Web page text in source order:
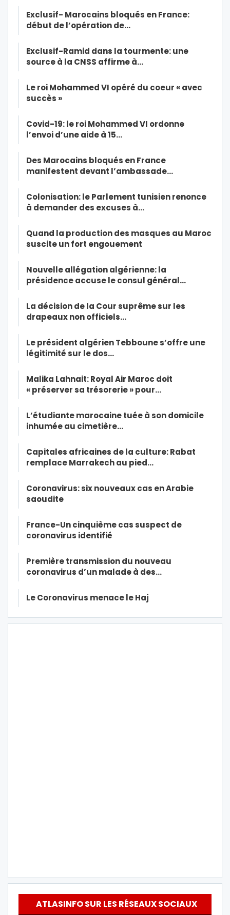
Exclusif- Marocains bloqués en France:
début de l’opération de…
Exclusif-Ramid dans la tourmente: une
source à la CNSS affirme à…
Le roi Mohammed VI opéré du coeur « avec
succès »
Covid-19: le roi Mohammed VI ordonne
l’envoi d’une aide à 15…
Des Marocains bloqués en France
manifestent devant l’ambassade…
Colonisation: le Parlement tunisien renonce
à demander des excuses à…
Quand la production des masques au Maroc
suscite un fort engouement
Nouvelle allégation algérienne: la
présidence accuse le consul général…
La décision de la Cour suprême sur les
drapeaux non officiels…
Le président algérien Tebboune s’offre une
légitimité sur le dos…
Malika Lahnait: Royal Air Maroc doit
« préserver sa trésorerie » pour…
L’étudiante marocaine tuée à son domicile
inhumée au cimetière…
Capitales africaines de la culture: Rabat
remplace Marrakech au pied…
Coronavirus: six nouveaux cas en Arabie
saoudite
France-Un cinquième cas suspect de
coronavirus identifié
Première transmission du nouveau
coronavirus d’un malade à des…
Le Coronavirus menace le Haj
ATLASINFO SUR LES RÉSEAUX SOCIAUX